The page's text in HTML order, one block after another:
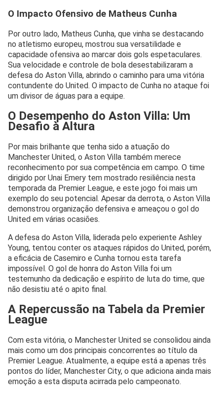
O Impacto Ofensivo de Matheus Cunha
Por outro lado, Matheus Cunha, que vinha se destacando
no atletismo europeu, mostrou sua versatilidade e
capacidade ofensiva ao marcar dois gols espetaculares.
Sua velocidade e controle de bola desestabilizaram a
defesa do Aston Villa, abrindo o caminho para uma vitória
contundente do United. O impacto de Cunha no ataque foi
um divisor de águas para a equipe.
O Desempenho do Aston Villa: Um
Desafio à Altura
Por mais brilhante que tenha sido a atuação do
Manchester United, o Aston Villa também merece
reconhecimento por sua competência em campo. O time
dirigido por Unai Emery tem mostrado resiliência nesta
temporada da Premier League, e este jogo foi mais um
exemplo do seu potencial. Apesar da derrota, o Aston Villa
demonstrou organização defensiva e ameaçou o gol do
United em várias ocasiões.
A defesa do Aston Villa, liderada pelo experiente Ashley
Young, tentou conter os ataques rápidos do United, porém,
a eficácia de Casemiro e Cunha tornou esta tarefa
impossível. O gol de honra do Aston Villa foi um
testemunho da dedicação e espírito de luta do time, que
não desistiu até o apito final.
A Repercussão na Tabela da Premier
League
Com esta vitória, o Manchester United se consolidou ainda
mais como um dos principais concorrentes ao título da
Premier League. Atualmente, a equipe está a apenas três
pontos do líder, Manchester City, o que adiciona ainda mais
emoção a esta disputa acirrada pelo campeonato.